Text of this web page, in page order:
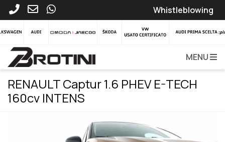
Whistleblowing
MENU
RENAULT Captur 1.6 PHEV E-TECH
160cv INTENS